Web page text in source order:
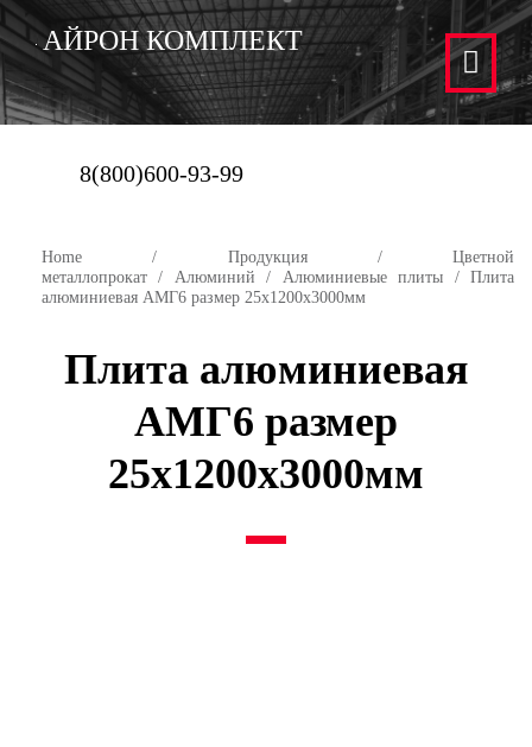
АЙРОН КОМПЛЕКТ
8(800)600-93-99
Home / Продукция/ Цветной
металлопрокат / Алюминий / Алюминиевые плиты / Плита
алюминиевая АМГ6 размер 25х1200х3000мм
Плита алюминиевая
АМГ6 размер
25х1200х3000мм